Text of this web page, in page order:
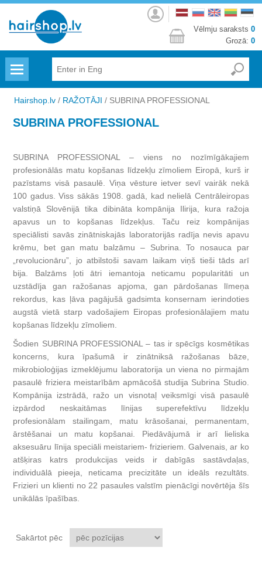
Autorizēties
Vēlmju saraksts 0
Grozā: 0
Hairshop.lv / RAŽOTĀJI / SUBRINA PROFESSIONAL
SUBRINA PROFESSIONAL
SUBRINA PROFESSIONAL – viens no nozīmīgākajiem
profesionālās matu kopšanas līdzekļu zīmoliem Eiropā, kurš ir
pazīstams visā pasaulē. Viņa vēsture ietver sevī vairāk nekā
100 gadus. Viss sākās 1908. gadā, kad nelielā Centrāleiropas
valstiņā Slovēnijā tika dibināta kompānija Ilirija, kura ražoja
apavus un to kopšanas līdzekļus. Taču reiz kompānijas
speciālisti savās zinātniskajās laboratorijās radīja nevis apavu
krēmu, bet gan matu balzāmu – Subrina. To nosauca par
„revolucionāru”, jo atbilstoši savam laikam viņš tieši tāds arī
bija. Balzāms ļoti ātri iemantoja neticamu popularitāti un
uzstādīja gan ražošanas apjoma, gan pārdošanas līmeņa
rekordus, kas ļāva pagājušā gadsimta konsernam ierindoties
augstā vietā starp vadošajiem Eiropas profesionālajiem matu
kopšanas līdzekļu zīmoliem.
Šodien SUBRINA PROFESSIONAL – tas ir spēcīgs kosmētikas
koncerns, kura īpašumā ir zinātniksā ražošanas bāze,
mikrobioloģijas izmeklējumu laboratorija un viena no pirmajām
pasaulē friziera meistarībām apmācošā studija Subrina Studiо.
Kompānija izstrādā, ražo un visnotaļ veiksmīgi visā pasaulē
izpārdod neskaitāmas līnijas superefektīvu līdzekļu
profesionālam stailingam, matu krāsošanai, permanentam,
ārstēšanai un matu kopšanai. Piedāvājumā ir arī lieliska
aksesuāru līnija speciāli meistariem- frizieriem. Galvenais, ar ko
atšķiras katrs produkcijas veids ir dabīgās sastāvdaļas,
individuālā pieeja, neticama precizitāte un ideāls rezultāts.
Frizieri un klienti no 22 pasaules valstīm pienācīgi novērtēja šīs
unikālās īpašības.
Sakārtot pēc